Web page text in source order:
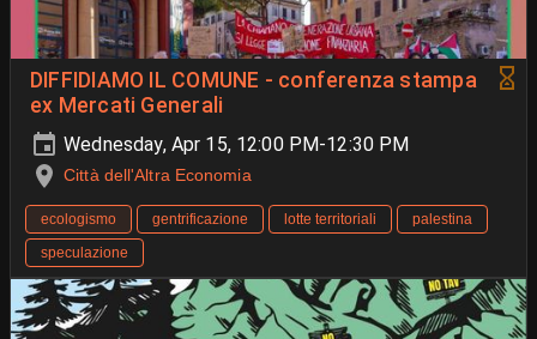
DIFFIDIAMO IL COMUNE - conferenza stampa
ex Mercati Generali
Wednesday, Apr 15, 12:00 PM-12:30 PM
Città dell'Altra Economia
ecologismo gentrificazione lotte territoriali
palestina
speculazione